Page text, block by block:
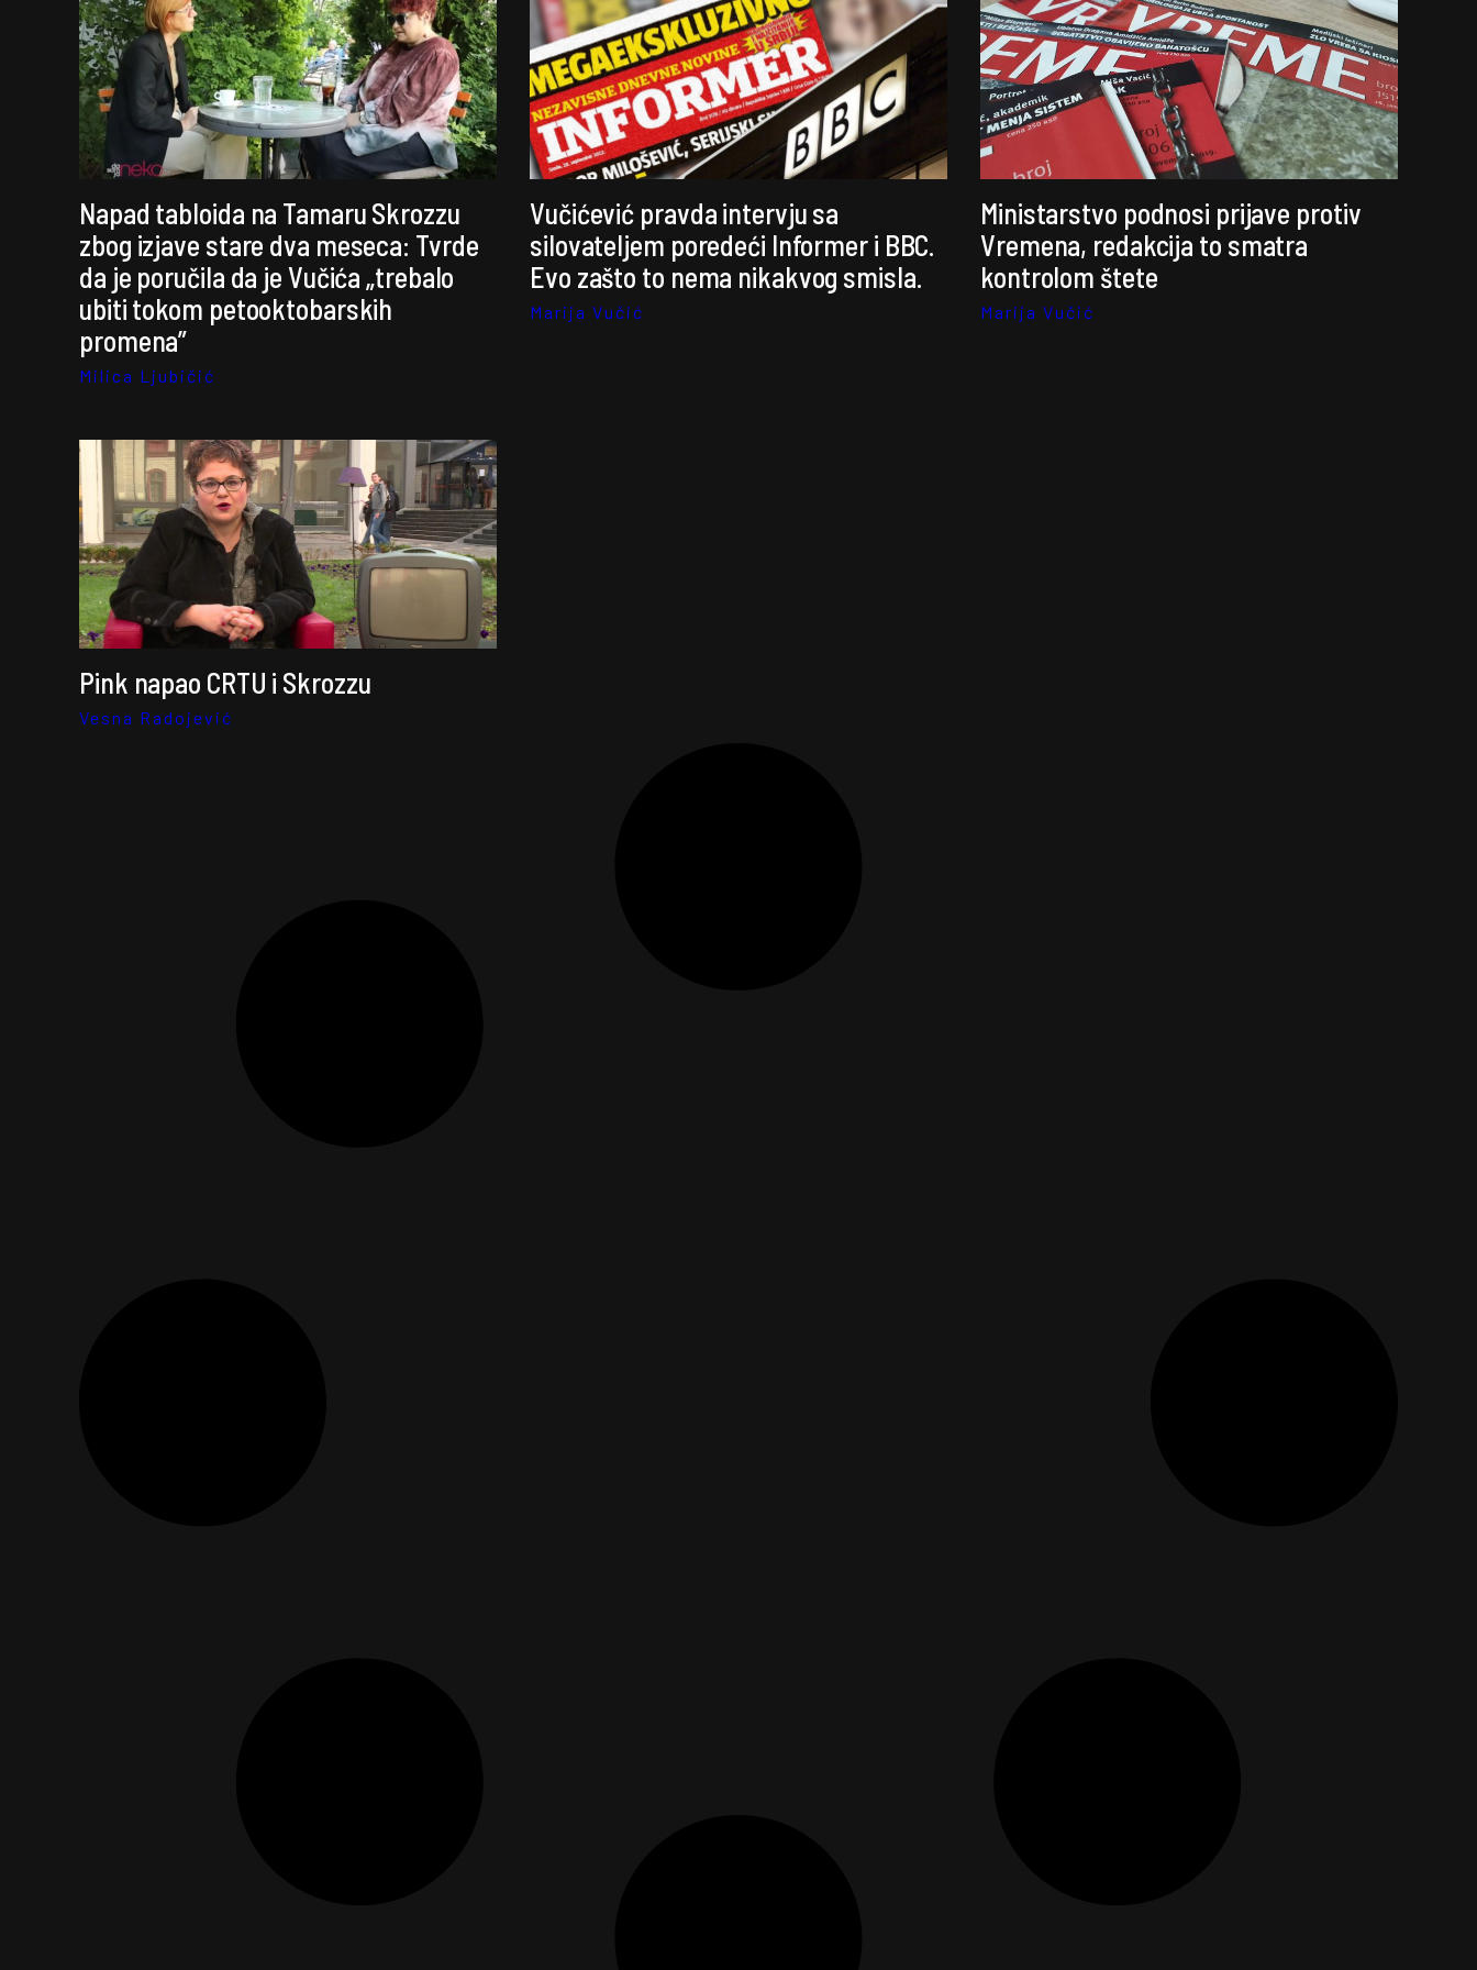
Napad tabloida na Tamaru Skrozzu
zbog izjave stare dva meseca: Tvrde
da je poručila da je Vučića „trebalo
ubiti tokom petooktobarskih
promena”
Milica Ljubičić
Vučićević pravda intervju sa
silovateljem poredeći Informer i BBC.
Evo zašto to nema nikakvog smisla.
Marija Vučić
Ministarstvo podnosi prijave protiv
Vremena, redakcija to smatra
kontrolom štete
Marija Vučić
Pink napao CRTU i Skrozzu
Vesna Radojević